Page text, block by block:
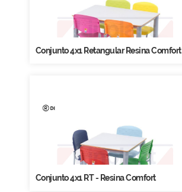
Conjunto 4x1 Retangular Resina Comfort
Conjunto 4x1 RT - Resina Comfort